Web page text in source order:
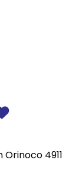
4911